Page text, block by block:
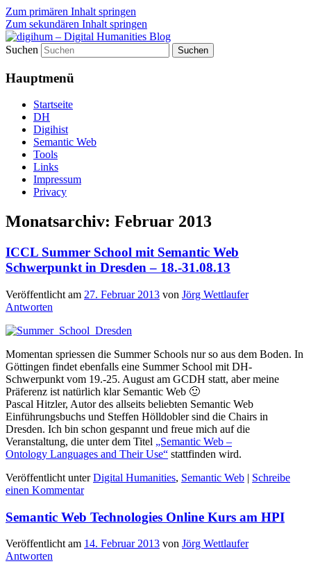
Zum primären Inhalt springen
Zum sekundären Inhalt springen
digihum – Digital Humanities
Blog
fibri (find&bring) goes digital humanities
Suchen
Hauptmenü
Startseite
DH
Digihist
Semantic Web
Tools
Links
Impressum
Privacy
Monatsarchiv: Februar 2013
ICCL Summer School mit Semantic Web
Schwerpunkt in Dresden – 18.-31.08.13
Veröffentlicht am 27. Februar 2013 von Jörg Wettlaufer
Antworten
Momentan spriessen die Summer Schools nur so aus dem Boden. In
Göttingen findet ebenfalls eine Summer School mit DH-
Schwerpunkt vom 19.-25. August am GCDH statt, aber meine
Präferenz ist natürlich klar Semantic Web 🙂
Pascal Hitzler, Autor des allseits beliebten Semantic Web
Einführungsbuchs und Steffen Hölldobler sind die Chairs in
Dresden. Ich bin schon gespannt und freue mich auf die
Veranstaltung, die unter dem Titel „Semantic Web –
Ontology Languages and Their Use“ stattfinden wird.
Veröffentlicht unter Digital Humanities, Semantic Web | Schreibe
einen Kommentar
Semantic Web Technologies Online Kurs am HPI
Veröffentlicht am 14. Februar 2013 von Jörg Wettlaufer
Antworten